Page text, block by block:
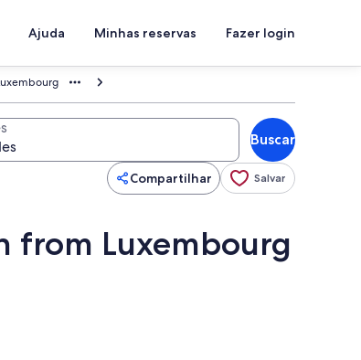
Ajuda Minhas reservas Fazer login
Buscar
Compartilhar Salvar
from Luxembourg